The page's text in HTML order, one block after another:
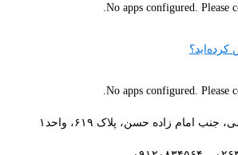
No apps configured. Please
کرده‌اید؟
No apps configured. Please
امام زاده حسن، پلاک ۶۱۹، واحد۱​